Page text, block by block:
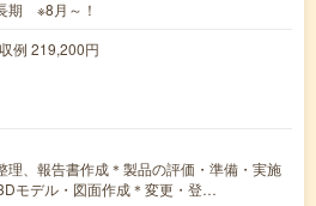
期 ※8月～！
例 219,200円
理、報告書作成＊製品の評価・準備・実施
モデル・図面作成＊変更・登…